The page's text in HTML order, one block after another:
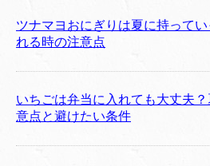
ツナマヨおにぎりは夏に持って
れる時の注意点
いちごは弁当に入れても大丈夫
意点と避けたい条件